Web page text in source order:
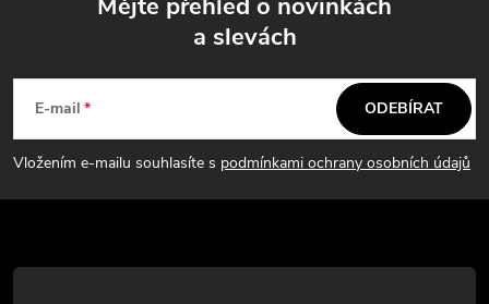
a
í
p
p
a
t
a slevách
E-mail
Vložením e-mailu souhlasíte s podmínkami ochrany osobních údajů
ODEBÍRAT